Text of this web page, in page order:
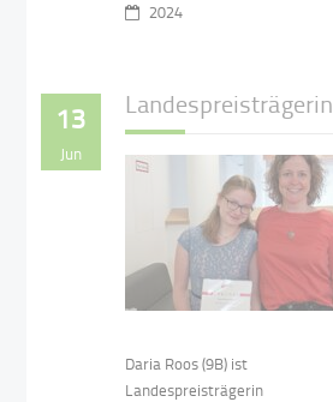
2024
13
Jun
Landespreisträgerin
Daria Roos (9B) ist
Landespreisträgerin